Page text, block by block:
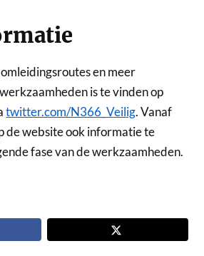
en meer
is te vinden op
twitter.com/N366_Veilig. Vanaf
de website ook informatie te
fase van de werkzaamheden.